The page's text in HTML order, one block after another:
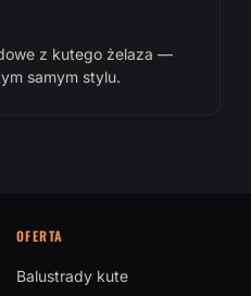
z kutego żelaza —
samym stylu.
OFERTA
Balustrady kute